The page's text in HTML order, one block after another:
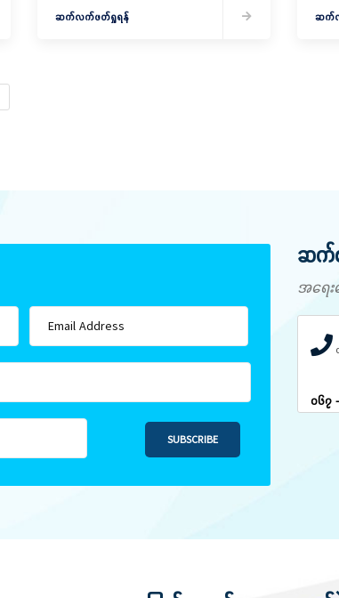
ကျောင်းသူများ၏ အာစရိယပူဇော်ပွဲနှင့်
ဆက်လက်ဖတ်ရှုရန်
လုပ်င
ဆက်
SUBSCRIBE
ဆက်
အရေး
၀၆၇